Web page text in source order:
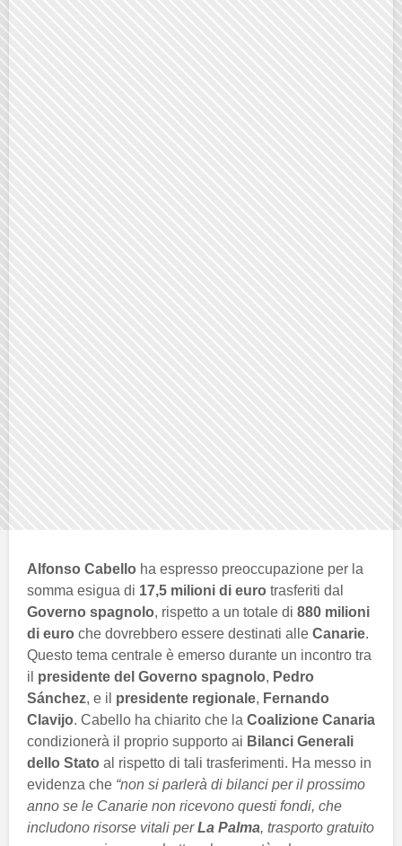
Alfonso Cabello ha espresso preoccupazione per la
somma esigua di 17,5 milioni di euro trasferiti dal
Governo spagnolo, rispetto a un totale di 880 milioni
di euro che dovrebbero essere destinati alle Canarie.
Questo tema centrale è emerso durante un incontro tra
il presidente del Governo spagnolo, Pedro
Sánchez, e il presidente regionale, Fernando
Clavijo. Cabello ha chiarito che la Coalizione Canaria
condizionerà il proprio supporto ai Bilanci Generali
dello Stato al rispetto di tali trasferimenti. Ha messo in
evidenza che “non si parlerà di bilanci per il prossimo
anno se le Canarie non ricevono questi fondi, che
includono risorse vitali perLa Palma, trasporto gratuito